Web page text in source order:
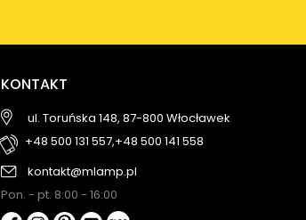
KONTAKT
ul. Toruńska 148, 87-800 Włocławek
+48 500 131 557,+48 500 141 558
kontakt@mlamp.pl
Pon. - pt. 8:00 - 16:00